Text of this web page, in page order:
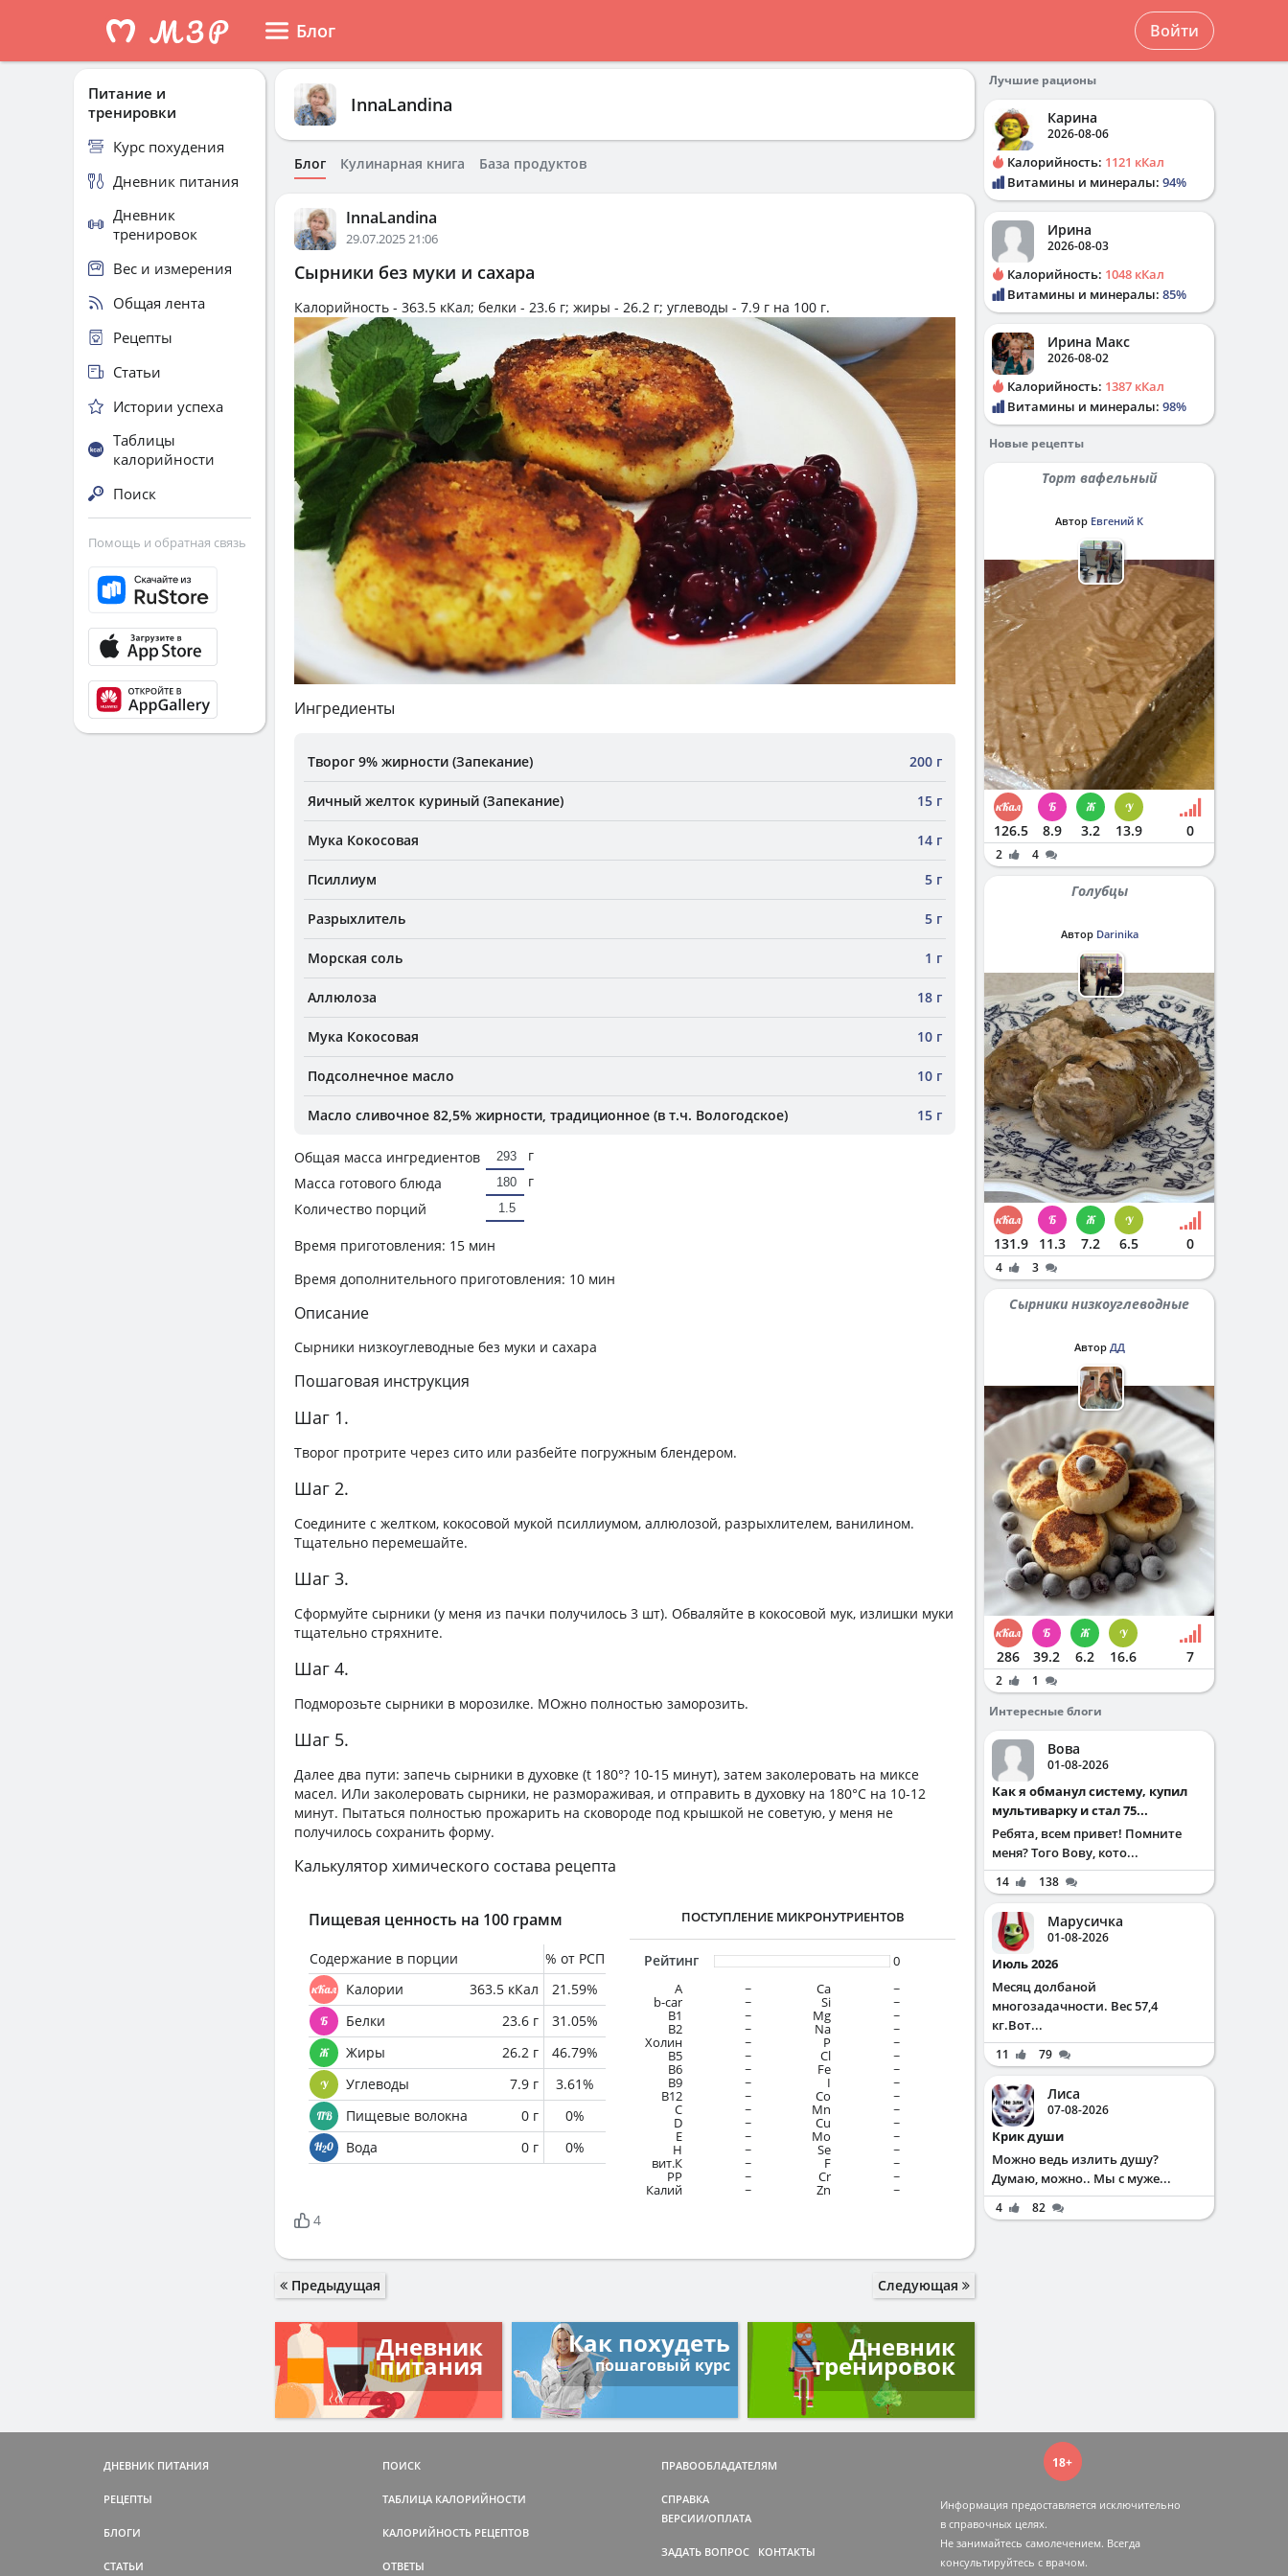
Блог Войти
InnaLandina
Блог Кулинарная книга База продуктов
InnaLandina
29.07.2025 21:06
Сырники без муки и сахара
Калорийность - 363.5 кКал; белки - 23.6 г; жиры - 26.2 г; углеводы - 7.9 г на 100 г.
Ингредиенты
Творог 9% жирности (Запекание) 200 г
Яичный желток куриный (Запекание) 15 г
Мука Кокосовая 14 г
Псиллиум 5 г
Разрыхлитель 5 г
Морская соль 1 г
Аллюлоза 18 г
Мука Кокосовая 10 г
Подсолнечное масло 10 г
Масло сливочное 82,5% жирности, традиционное (в т.ч. Вологодское) 15 г
Общая масса ингредиентов
г
Масса готового блюда
г
Количество порций
Время приготовления: 15 мин
Время дополнительного приготовления: 10 мин
Описание
Сырники низкоуглеводные без муки и сахара
Пошаговая инструкция
Шаг 1.
Творог протрите через сито или разбейте погружным блендером.
Шаг 2.
Соедините с желтком, кокосовой мукой псиллиумом, аллюлозой, разрыхлителем, ванилином.
Тщательно перемешайте.
Шаг 3.
Сформуйте сырники (у меня из пачки получилось 3 шт). Обваляйте в кокосовой мук, излишки муки
тщательно стряхните.
Шаг 4.
Подморозьте сырники в морозилке. МОжно полностью заморозить.
Шаг 5.
Далее два пути: запечь сырники в духовке (t 180°? 10-15 минут), затем заколеровать на миксе
масел. ИЛи заколеровать сырники, не размораживая, и отправить в духовку на 180°С на 10-12
минут. Пытаться полностью прожарить на сковороде под крышкой не советую, у меня не
получилось сохранить форму.
Калькулятор химического состава рецепта
Пищевая ценность на 100 грамм
Содержание в порции
% от РСП
Калории
363.5 кКал
21.59%
Белки
23.6 г
31.05%
Жиры
26.2 г
46.79%
Углеводы
7.9 г
3.61%
Пищевые волокна
0 г
0%
Вода
0 г 0%
ПОСТУПЛЕНИЕ МИКРОНУТРИЕНТОВ
Рейтинг
0
A
~
b-car ~
В1 ~
B2 ~
Холин ~
B5 ~
B6 ~
B9 ~
B12 ~
C ~
D ~
E ~
H ~
вит.К ~
PP ~
Калий ~
Ca ~
Si ~
Mg ~
Na ~
P ~
Cl ~
Fe ~
I ~
Co ~
Mn ~
Cu ~
Mo ~
Se ~
F ~
Cr ~
Zn ~
4
Предыдущая Следующая
Дневник
питания
Как похудеть
пошаговый курс
Дневник
тренировок
Питание и
тренировки
Курс похудения
Дневник питания
Дневник
тренировок
Вес и измерения
Общая лента
Рецепты
Статьи
Истории успеха
Таблицы
калорийности
Поиск
Помощь и обратная связь
Лучшие рационы
Карина
2026-08-06
Калорийность: 1121 кКал
Витамины и минералы: 94%
Ирина
2026-08-03
Калорийность: 1048 кКал
Витамины и минералы: 85%
Ирина Макс
2026-08-02
Калорийность: 1387 кКал
Витамины и минералы: 98%
Новые рецепты
Торт вафельный
Автор Евгений К
126.5 8.9 3.2 13.9 0
2 4
Голубцы
Автор Darinika
131.9 11.3 7.2 6.5 0
4 3
Сырники низкоуглеводные
Автор ДД
286 39.2 6.2 16.6 7
2
1
Интересные блоги
Вова
01-08-2026
Как я обманул систему, купил
мультиварку и стал 75...
Ребята, всем привет! Помните
меня? Того Вову, кото...
14 138
Марусичка
01-08-2026
Июль 2026
Месяц долбаной
многозадачности. Вес 57,4
кг.Вот...
11 79
Лиса
07-08-2026
Крик души
Можно ведь излить душу?
Думаю, можно.. Мы с муже...
4 82
ДНЕВНИК ПИТАНИЯ
РЕЦЕПТЫ
БЛОГИ
СТАТЬИ
ПОИСК
ТАБЛИЦА КАЛОРИЙНОСТИ
КАЛОРИЙНОСТЬ РЕЦЕПТОВ
ОТВЕТЫ
ПРАВООБЛАДАТЕЛЯМ
СПРАВКА
ВЕРСИИ/ОПЛАТА
ЗАДАТЬ ВОПРОС КОНТАКТЫ
18+
Информация предоставляется исключительно
в справочных целях.
Не занимайтесь самолечением. Всегда
консультируйтесь c врачом.